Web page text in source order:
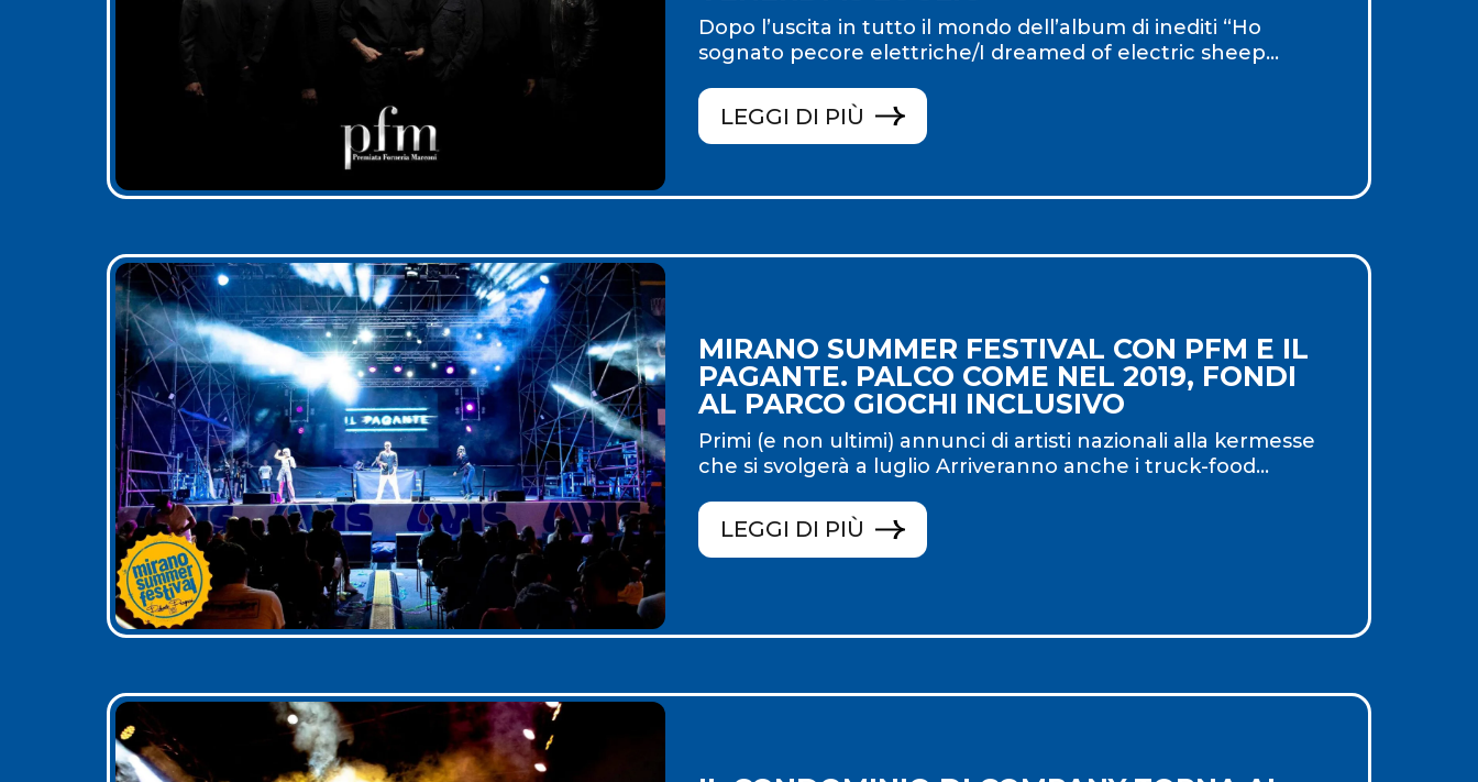
Dopo l’uscita in tutto il mondo dell’album di inediti “Ho
sognato pecore elettriche/I dreamed of electric sheep...
LEGGI DI PIÙ
MIRANO SUMMER FESTIVAL CON PFM E IL
PAGANTE. PALCO COME NEL 2019, FONDI
AL PARCO GIOCHI INCLUSIVO
Primi (e non ultimi) annunci di artisti nazionali alla kermesse
che si svolgerà a luglio Arriveranno anche i truck-food...
LEGGI DI PIÙ